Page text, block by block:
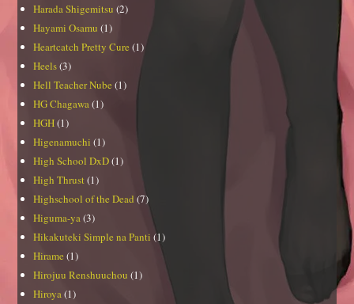
Harada Shigemitsu (2)
Hayami Osamu (1)
Heartcatch Pretty Cure (1)
Heels(3)
Hell Teacher Nube (1)
HG Chagawa (1)
HGH(1)
Higenamuchi (1)
High School DxD(1)
High Thrust (1)
Highschool of the Dead (7)
Higuma-ya (3)
Hikakuteki Simple na Panti (1)
Hirame (1)
Hirojuu Renshuuchou (1)
Hiroya (1)